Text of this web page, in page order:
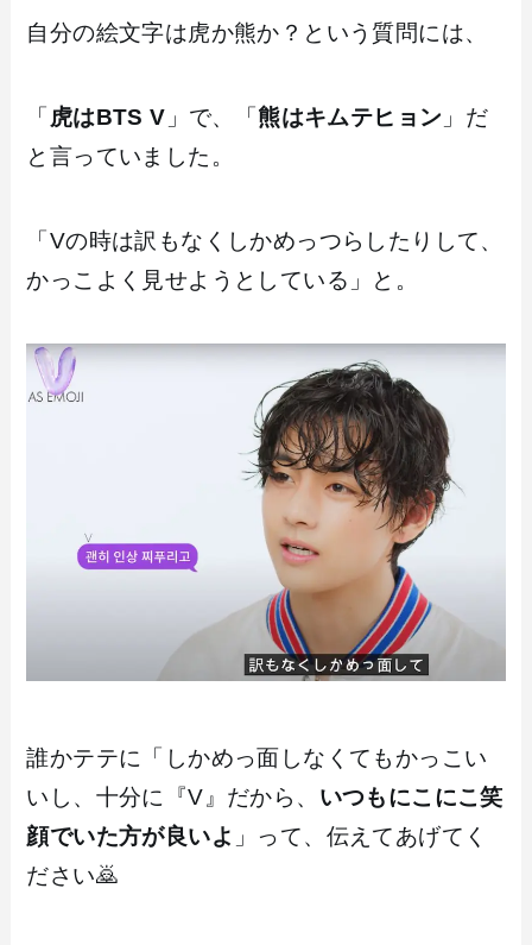
自分の絵文字は虎か熊か？という質問には、
「 虎はBTS V 」で、「 熊はキムテヒョン 」だ
と言っていました。
「Vの時は訳もなくしかめっつらしたりして、
かっこよく見せようとしている」と。
誰かテテに「しかめっ面しなくてもかっこい
いし、十分に『V』だから、 いつもにこにこ笑
顔でいた方が良いよ 」って、伝えてあげてく
ださい🙇